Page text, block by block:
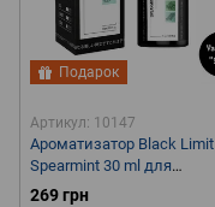
Подарок
Артикул: 10147
Ароматизатор Black Limit
Spearmint 30 ml для
самозамеса
269 грн